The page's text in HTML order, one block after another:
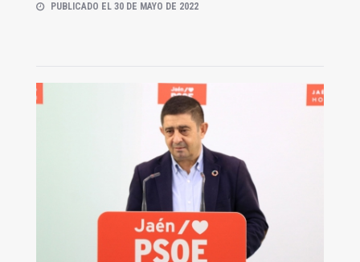
PUBLICADO EL 30 DE MAYO DE 2022